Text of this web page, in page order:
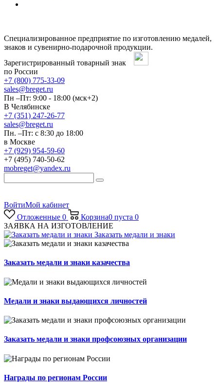
Специализированное предприятие по изготовлению медалей,
знаков и сувенирно-подарочной продукции.
Зарегистрированный товарный знак
по России
+7 (800) 775-33-09
sales@breget.ru
Пн –Пт: 9:00 - 18:00 (мск+2)
В Челябинске
+7 (351) 247-26-77
sales@breget.ru
Пн. –Пт: с 8:30 до 18:00
в Москве
+7 (929) 954-59-60
+7 (495) 740-50-62
mobreget@yandex.ru
ВойтиМой кабинет
Отложенные 0 Корзина0 пуста 0
ЗАЯВКА НА ИЗГОТОВЛЕНИЕ
Заказать медали и знаки
Заказать медали и знаки казачества
Медали и знаки выдающихся личностей
Заказать медали и знаки профсоюзных организации
Награды по регионам России